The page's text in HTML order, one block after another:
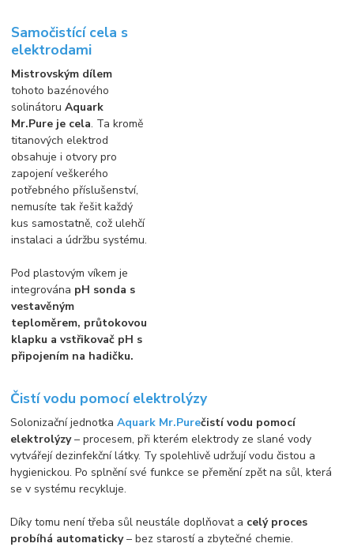
Samočistící cela s
elektrodami
Mistrovským dílem
tohoto bazénového
solinátoruAquark
Mr.Pure je cela. Ta kromě
titanových elektrod
obsahuje i otvory pro
zapojení veškerého
potřebného příslušenství,
nemusíte tak řešit každý
kus samostatně, což ulehčí
instalaci a údržbu systému.
Pod plastovým víkem je
integrována pH sonda s
vestavěným
teploměrem, průtokovou
klapku a vstřikovač pH s
připojením na hadičku.
Čistí vodu pomocí elektrolýzy
Solonizační jednotkaAquark Mr.Purečistí vodu pomocí
elektrolýzy– procesem, při kterém elektrody ze slané vody
vytvářejí dezinfekční látky. Ty spolehlivě udržují vodu čistou a
hygienickou. Po splnění své funkce se přemění zpět na sůl, která
se v systému recykluje.
Díky tomu není třeba sůl neustále doplňovat a celý proces
probíhá automaticky– bez starostí a zbytečné chemie.